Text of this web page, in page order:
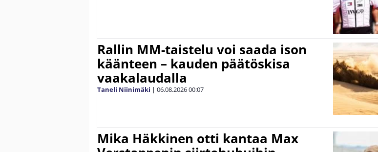
Rallin MM-taistelu voi saada ison
käänteen – kauden päätöskisa
vaakalaudalla
Taneli Niinimäki | 06.08.202600:07
Mika Häkkinen otti kantaa Max